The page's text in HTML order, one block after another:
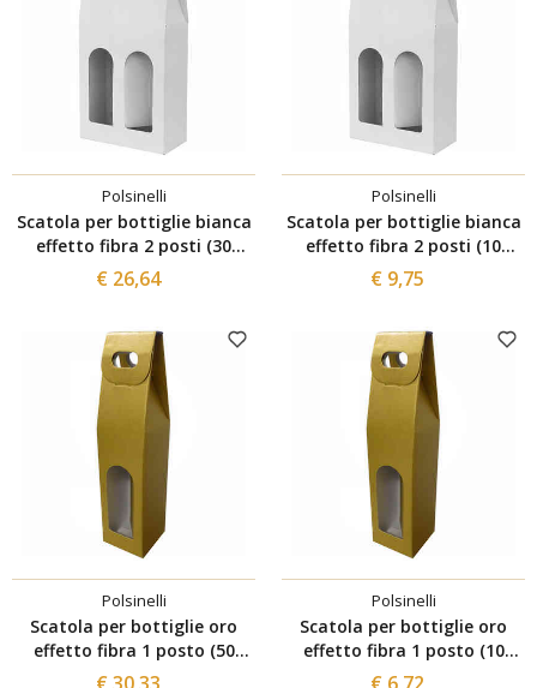
Polsinelli
Scatola per bottiglie bianca
effetto fibra 2 posti (30
pezzi)
€ 26,64
Polsinelli
Scatola per bottiglie bianca
effetto fibra 2 posti (10
pezzi)
€ 9,75
Polsinelli
Scatola per bottiglie oro
effetto fibra 1 posto (50
pezzi)
€ 30,33
Polsinelli
Scatola per bottiglie oro
effetto fibra 1 posto (10
pezzi)
€ 6,72